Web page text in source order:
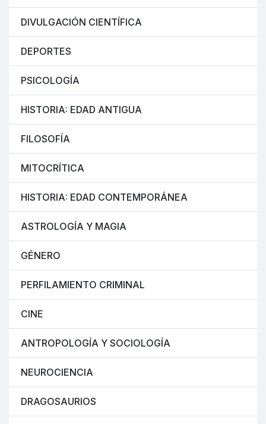
DIVULGACIÓN CIENTÍFICA
DEPORTES
PSICOLOGÍA
HISTORIA: EDAD ANTIGUA
FILOSOFÍA
MITOCRÍTICA
HISTORIA: EDAD CONTEMPORÁNEA
ASTROLOGÍA Y MAGIA
GÉNERO
PERFILAMIENTO CRIMINAL
CINE
ANTROPOLOGÍA Y SOCIOLOGÍA
NEUROCIENCIA
DRAGOSAURIOS